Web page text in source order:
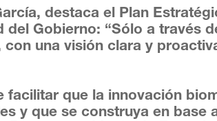
destaca el Plan
Gobierno: “Sólo a través
una visión clara y
facilitar que la innovación
y que se construya en base